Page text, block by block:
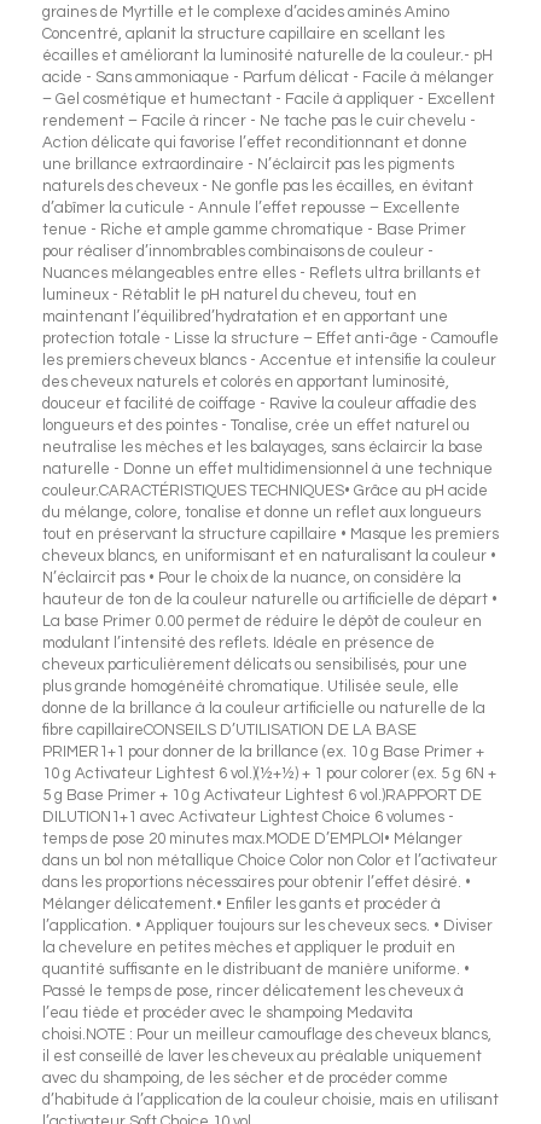
graines de Myrtille et le complexe d’acides aminés Amino
Concentré, aplanit la structure capillaire en scellant les
écailles et améliorant la luminosité naturelle de la couleur.- pH
acide - Sans ammoniaque - Parfum délicat - Facile à mélanger
– Gel cosmétique et humectant - Facile à appliquer - Excellent
rendement – Facile à rincer - Ne tache pas le cuir chevelu -
Action délicate qui favorise l’effet reconditionnant et donne
une brillance extraordinaire - N’éclaircit pas les pigments
naturels des cheveux - Ne gonfle pas les écailles, en évitant
d’abîmer la cuticule - Annule l’effet repousse – Excellente
tenue - Riche et ample gamme chromatique - Base Primer
pour réaliser d’innombrables combinaisons de couleur -
Nuances mélangeables entre elles - Reflets ultra brillants et
lumineux - Rétablit le pH naturel du cheveu, tout en
maintenant l’équilibred’hydratation et en apportant une
protection totale - Lisse la structure – Effet anti-âge - Camoufle
les premiers cheveux blancs - Accentue et intensifie la couleur
des cheveux naturels et colorés en apportant luminosité,
douceur et facilité de coiffage - Ravive la couleur affadie des
longueurs et des pointes - Tonalise, crée un effet naturel ou
neutralise les mèches et les balayages, sans éclaircir la base
naturelle - Donne un effet multidimensionnel à une technique
couleur.CARACTÉRISTIQUES TECHNIQUES• Grâce au pH acide
du mélange, colore, tonalise et donne un reflet aux longueurs
tout en préservant la structure capillaire • Masque les premiers
cheveux blancs, en uniformisant et en naturalisant la couleur •
N’éclaircit pas • Pour le choix de la nuance, on considère la
hauteur de ton de la couleur naturelle ou artificielle de départ •
La base Primer 0.00 permet de réduire le dépôt de couleur en
modulant l’intensité des reflets. Idéale en présence de
cheveux particulièrement délicats ou sensibilisés, pour une
plus grande homogénéité chromatique. Utilisée seule, elle
donne de la brillance à la couleur artificielle ou naturelle de la
fibre capillaireCONSEILS D’UTILISATION DE LA BASE
PRIMER1+1 pour donner de la brillance (ex. 10 g Base Primer +
10 g Activateur Lightest 6 vol.)(½+½) + 1 pour colorer (ex. 5 g 6N +
5 g Base Primer + 10 g Activateur Lightest 6 vol.)RAPPORT DE
DILUTION1+1 avec Activateur Lightest Choice 6 volumes -
temps de pose 20 minutes max.MODE D’EMPLOI• Mélanger
dans un bol non métallique Choice Color non Color et l’activateur
dans les proportions nécessaires pour obtenir l’effet désiré. •
Mélanger délicatement.• Enfiler les gants et procéder à
l’application. • Appliquer toujours sur les cheveux secs. • Diviser
la chevelure en petites mèches et appliquer le produit en
quantité suffisante en le distribuant de manière uniforme. •
Passé le temps de pose, rincer délicatement les cheveux à
l’eau tiède et procéder avec le shampoing Medavita
choisi.NOTE : Pour un meilleur camouflage des cheveux blancs,
il est conseillé de laver les cheveux au préalable uniquement
avec du shampoing, de les sécher et de procéder comme
d’habitude à l’application de la couleur choisie, mais en utilisant